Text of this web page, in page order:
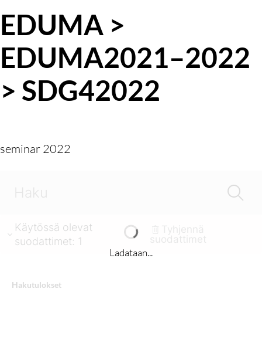
EDUMA >
EDUMA2021–2022
> SDG42022
seminar 2022
Käytössä olevat
suodattimet: 1
Hakutulokset
Ladataan...